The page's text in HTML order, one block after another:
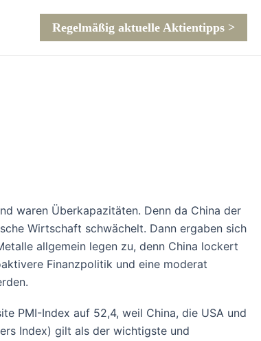
Regelmäßig aktuelle Aktientipps >
waren Überkapazitäten. Denn da China der
Wirtschaft schwächelt. Dann ergaben sich
allgemein legen zu, denn China lockert
Finanzpolitik und eine moderat
PMI-Index auf 52,4, weil China, die USA und
Index) gilt als der wichtigste und